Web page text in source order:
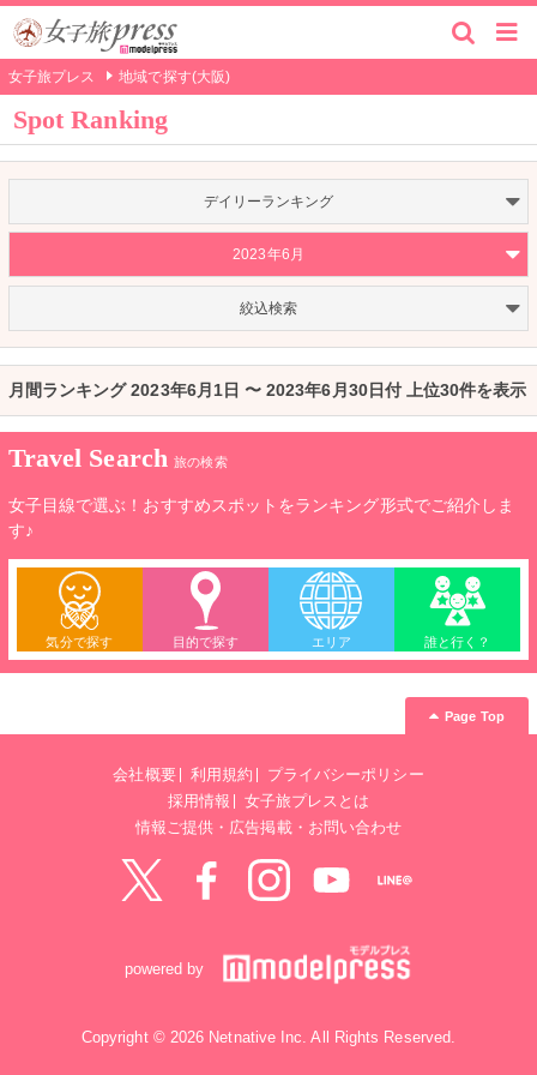
女子旅プレス 地域で探す(大阪)
Spot Ranking
デイリーランキング
2023年6月
絞込検索
月間ランキング 2023年6月1日 〜 2023年6月30日付 上位30件を表示
Travel Search 旅の検索
女子目線で選ぶ！おすすめスポットをランキング形式でご紹介しま
す♪
気分で探す 目的で探す エリア 誰と行く？
Page Top
会社概要 利用規約
プライバシーポリシー
採用情報
女子旅プレスとは
情報ご提供・広告掲載・お問い合わせ
powered by
Copyright © 2026 Netnative Inc. All Rights Reserved.